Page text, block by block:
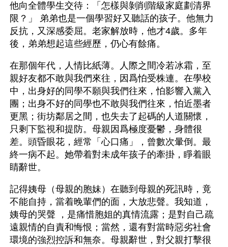
他向全體學生交待：「怎樣與剝削階級家庭劃清界
限？」 弟弟也是一個學習好又聽話的孩子。他無力
反抗，又深感委屈。老家解放時，他才4歲。多年
後，弟弟想起這些經歷，仍心有餘痛。
在那個年代，人情比紙薄。人際之間冷若冰霜，至
親好友都不敢與我們來往，因爲怕受株連。在學校
中，出身好的同學不願與我們往來，怕影響入黨入
團；出身不好的同學也不敢與我們往來，怕近墨者
更黑；街坊鄰居之間，也失去了起碼的人道關懷，
只剩下監視和提防。母親因爲極度憂鬱，身體很
差。頭昏眼花，經常「心口痛」，曾數次暈倒。最
終一病不起。她帶着對未成年孩子的牽掛，睜着眼
睛辭世。
記得姨母（母親的胞妹）在聽到母親的死訊時，竟
不能自持，當着晚輩們的面，大放悲聲。我知道，
姨母的哭聲 ，是痛惜胞姐的真情流露；是對自己疏
遠親情的自責和悔恨；當然，還有對當時惡劣社會
環境的強烈控訴和無奈。母親辭世，對父親打擊很